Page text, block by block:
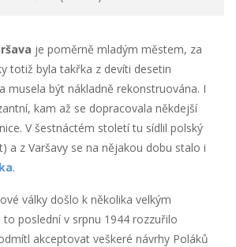
je poměrně mladým městem, za
totiž byla takřka z devíti desetin
musela být nákladně rekonstruována. I
kam až se dopracovala někdejší
V šestnáctém století tu sídlil polský
a z Varšavy se na nějakou dobu stalo i
.
války došlo k několika velkým
poslední v srpnu 1944 rozzuřilo
akceptovat veškeré návrhy Poláků